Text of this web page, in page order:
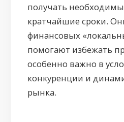
получать
кратчайшие сроки.
финансовых
помогают избежать
особенно важно в
конкуренции и
рынка.